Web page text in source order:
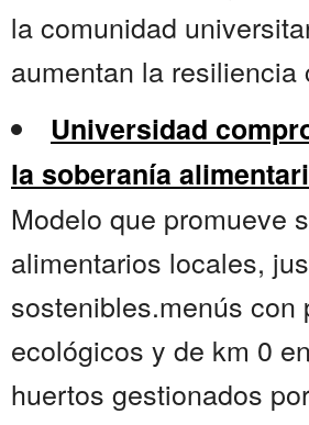
la comunidad
aumentan la resiliencia
Universidad
la soberanía
Modelo que promueve
alimentarios locales,
sostenibles.menús con
ecológicos y de km 0
huertos gestionados